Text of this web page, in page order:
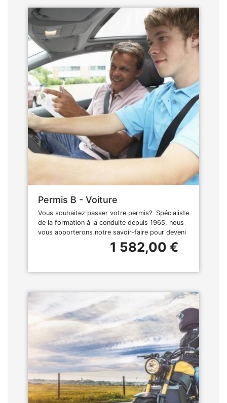
Permis B - Voiture
Vous souhaitez passer votre permis? Spécialiste
de la formation à la conduite depuis 1965, nous
vous apporterons notre savoir-faire pour deveni
1 582,00 €